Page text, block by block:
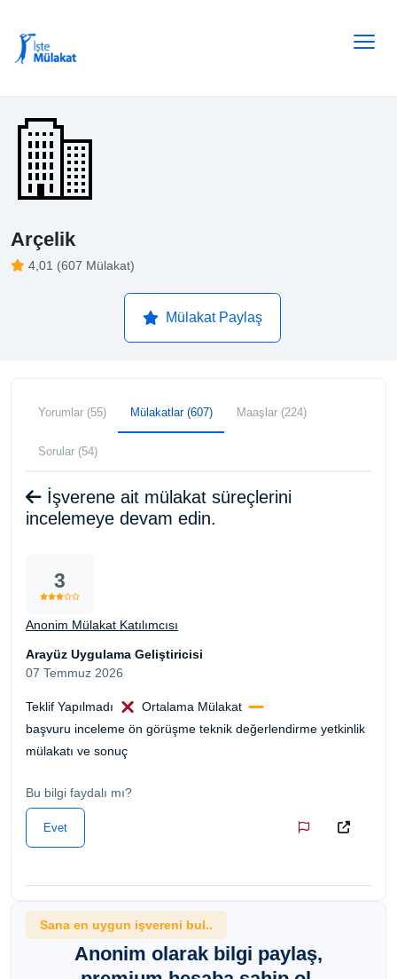
Arçelik
4,01 (607 Mülakat)
Mülakat Paylaş
Yorumlar (55) Mülakatlar (607) Maaşlar (224)
Sorular (54)
İşverene ait mülakat süreçlerini
incelemeye devam edin.
3
Anonim Mülakat Katılımcısı
Arayüz Uygulama Geliştiricisi
07 Temmuz 2026
Teklif Yapılmadı
Ortalama Mülakat
başvuru inceleme ön görüşme teknik değerlendirme yetkinlik
mülakatı ve sonuç
Bu bilgi faydalı mı?
Evet
Sana en uygun işvereni bul..
Anonim olarak bilgi paylaş,